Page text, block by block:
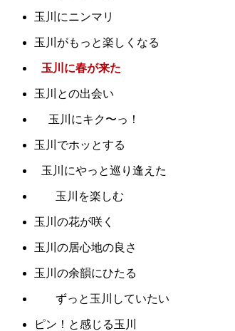
玉川にニンマリ
玉川がもっと楽しくなる
玉川に春が来た
玉川との出会い
玉川にキク〜っ！
玉川でホッとする
玉川にやっと巡り逢えた
玉川を楽しむ
玉川の花が咲く
玉川の居心地の良さ
玉川の余韻にひたる
ずっと玉川していたい
ピン！と感じる玉川